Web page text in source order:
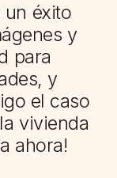
un éxito
y
para
y
el caso
vivienda
ahora!